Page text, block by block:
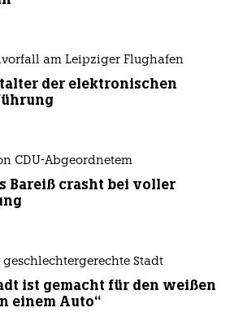
am Leipziger Flughafen
der elektronischen
CDU-Abgeordnetem
Bareiß crasht bei voller
geschlechtergerechte Stadt
ist gemacht für den weißen
einem Auto“